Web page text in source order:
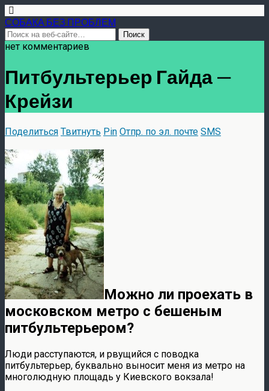
СОБАКА БЕЗ ПРОБЛЕМ
нет комментариев
Питбультерьер Гайда —
Крейзи
Поделиться Твитнуть Pin Отпр. по эл. почте SMS
Можно ли проехать в
московском метро с бешеным
питбультерьером?
Люди расступаются, и рвущийся с поводка
питбультерьер, буквально выносит меня из метро на
многолюдную площадь у Киевского вокзала!